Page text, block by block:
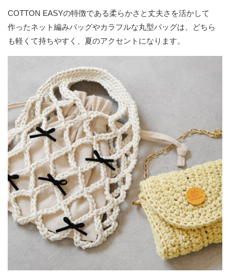
COTTON EASYの特徴である柔らかさと丈夫さを活かして
作ったネット編みバッグやカラフルな丸型バッグは、どちら
も軽くて持ちやすく、夏のアクセントになります。